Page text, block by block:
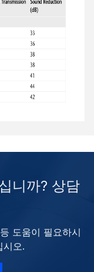
니까? 상담
도움이 필요하시
시오.